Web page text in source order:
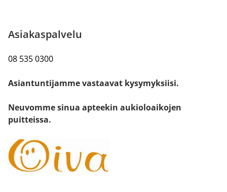
Asiakaspalvelu
08 535 0300
Asiantuntijamme vastaavat kysymyksiisi.
Neuvomme sinua apteekin aukioloaikojen
puitteissa.